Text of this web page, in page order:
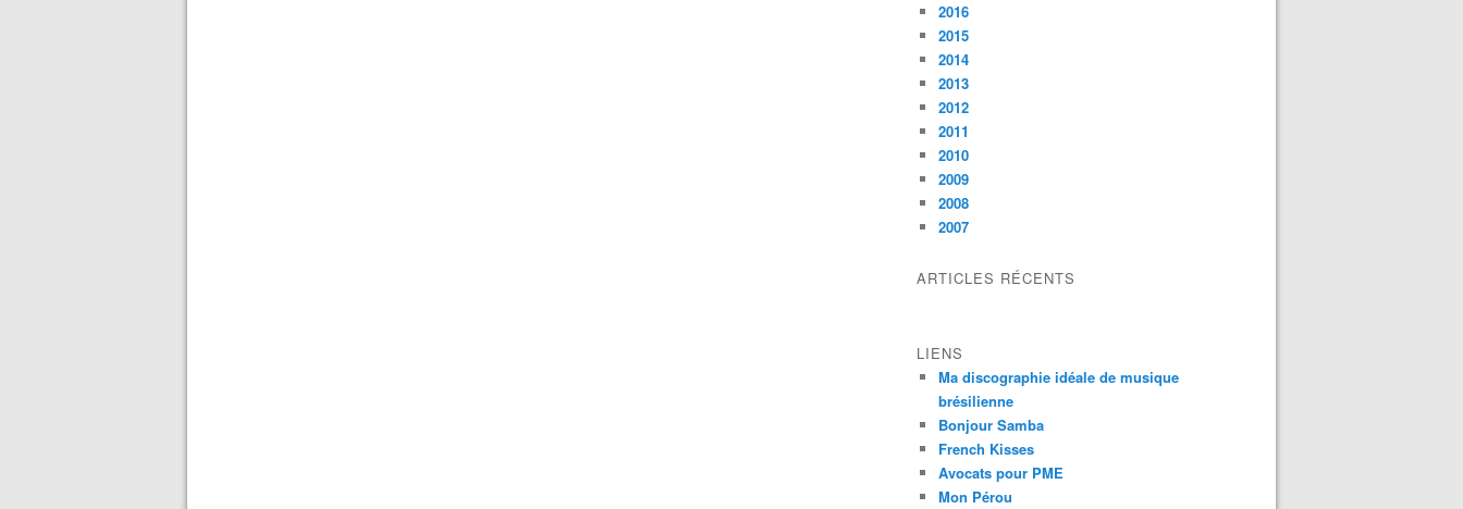
2016
2015
2014
2013
2012
2011
2010
2009
2008
2007
ARTICLES RÉCENTS
LIENS
Ma discographie idéale de musique
brésilienne
Bonjour Samba
French Kisses
Avocats pour PME
Mon Pérou